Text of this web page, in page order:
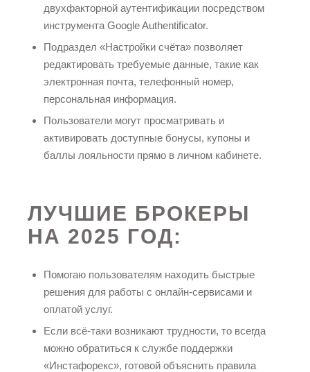
двухфакторной аутентификации посредством
инструмента Google Authentificator.
Подраздел «Настройки счёта» позволяет
редактировать требуемые данные, такие как
электронная почта, телефонный номер,
персональная информация.
Пользователи могут просматривать и
активировать доступные бонусы, купоны и
баллы лояльности прямо в личном кабинете.
ЛУЧШИЕ БРОКЕРЫ
НА 2025 ГОД:
Помогаю пользователям находить быстрые
решения для работы с онлайн-сервисами и
оплатой услуг.
Если всё-таки возникают трудности, то всегда
можно обратиться к службе поддержки
«Инстафорекс», готовой объяснить правила